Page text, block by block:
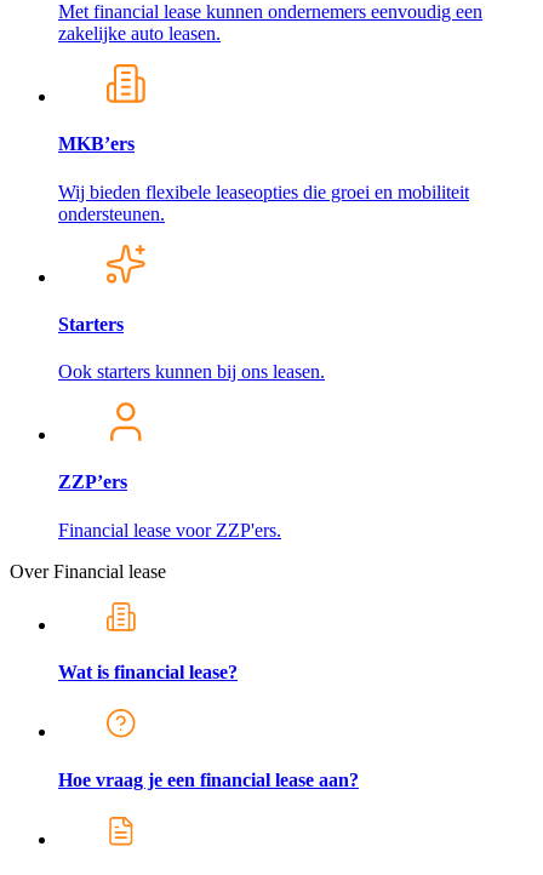
Met financial lease kunnen ondernemers eenvoudig een
zakelijke auto leasen.
MKB’ers
Wij bieden flexibele leaseopties die groei en mobiliteit
ondersteunen.
Starters
Ook starters kunnen bij ons leasen.
ZZP’ers
Financial lease voor ZZP'ers.
Over Financial lease
Wat is financial lease?
Hoe vraag je een financial lease aan?